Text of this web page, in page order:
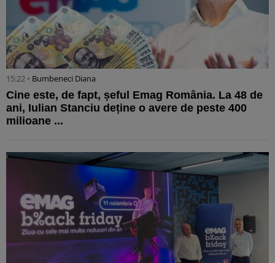
15:22 • Bumbeneci Diana
Cine este, de fapt, șeful Emag România. La 48 de
ani, Iulian Stanciu deține o avere de peste 400
milioane ...